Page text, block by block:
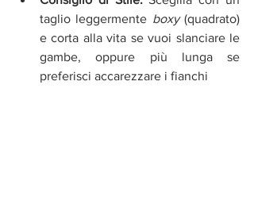
taglio leggermente boxy (quadrato)
e corta alla vita se vuoi slanciare le
gambe, oppure più lunga se
preferisci accarezzare i fianchi